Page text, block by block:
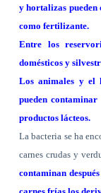
y hortalizas
como fertilizante.
Entre los
domésticos y
Los animales y el
pueden
productos lácteos.
La bacteria se ha
carnes crudas y
contaminan